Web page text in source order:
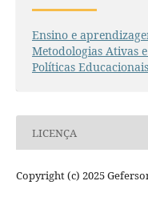
Ensino e
Metodologias Ativas
Políticas
LICENÇA
Copyright (c) 2025